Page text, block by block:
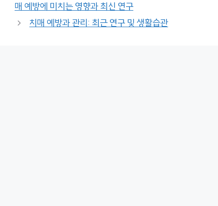
매 예방에 미치는 영향과 최신 연구
치매 예방과 관리: 최근 연구 및 생활습관